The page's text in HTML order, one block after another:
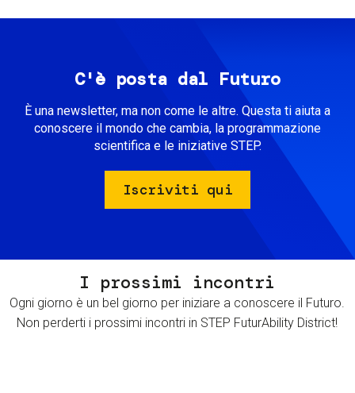
C'è posta dal Futuro
È una newsletter, ma non come le altre. Questa ti aiuta a
conoscere il mondo che cambia, la programmazione
scientifica e le iniziative STEP.
Iscriviti qui
I prossimi incontri
Ogni giorno è un bel giorno per iniziare a conoscere il Futuro.
Non perderti i prossimi incontri in STEP FuturAbility District!